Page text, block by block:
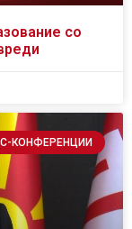
со
КОНФЕРЕНЦИИ